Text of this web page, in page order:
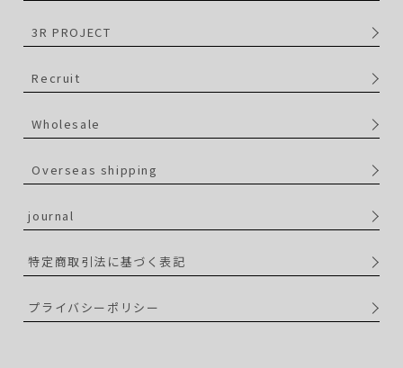
3R PROJECT
Recruit
Wholesale
Overseas shipping
journal
特定商取引法に基づく表記
プライバシーポリシー